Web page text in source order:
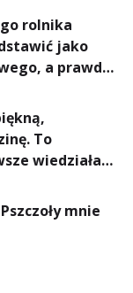
lepszy
rolnika
jako
a prawda
To
wiedziałam,
mnie